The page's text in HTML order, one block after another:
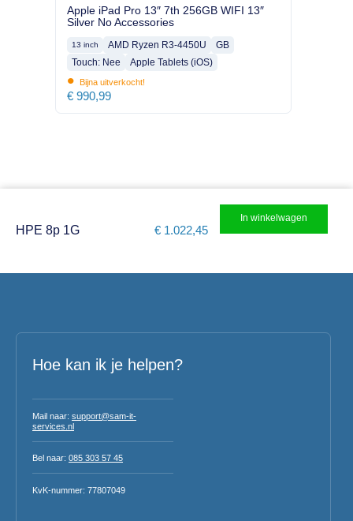
Apple iPad Pro 13″ 7th 256GB WIFI 13″
Silver No Accessories
13 inch AMD Ryzen R3-4450U
GB
Touch: Nee
Apple Tablets (iOS)
• Bijna uitverkocht!
€ 990,99
HPE 8p 1G € 1.022,45
In winkelwagen
Hoe kan ik je helpen?
Mail naar: support@sam-it-
services.nl
Bel naar: 085 303 57 45
KvK-nummer: 77807049